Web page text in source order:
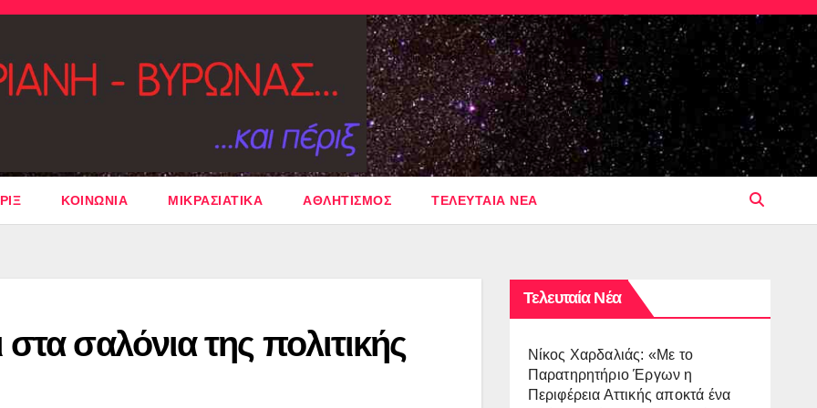
ΚΟΙΝΩΝΙΑ ΜΙΚΡΑΣΙΑΤΙΚΑ ΑΘΛΗΤΙΣΜΟΣ ΤΕΛΕΥΤΑΙΑ ΝΕΑ
σαλόνια της πολιτικής
Τελευταία Νέα
Νίκος Χαρδαλιάς: «Με το
Παρατηρητήριο Έργων η
Περιφέρεια Αττικής αποκτά ένα